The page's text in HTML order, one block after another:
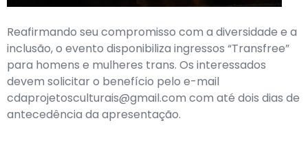
Reafirmando seu compromisso com a diversidade e a
inclusão, o evento disponibiliza ingressos “Transfree”
para homens e mulheres trans. Os interessados
devem solicitar o benefício pelo e-mail
cdaprojetosculturais@gmail.com com até dois dias de
antecedência da apresentação.